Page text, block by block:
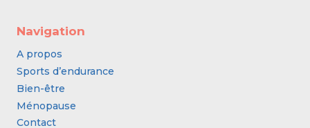
Navigation
A propos
Sports d’endurance
Bien-être
Ménopause
Contact